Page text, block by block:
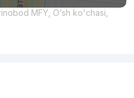
MFY, O‘sh ko'chasi,